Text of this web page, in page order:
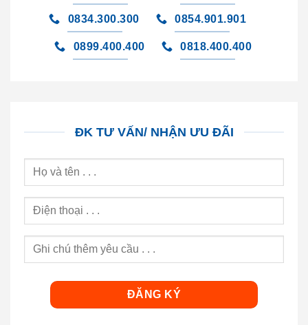
0834.300.300 0854.901.901
0899.400.400 0818.400.400
ĐK TƯ VẤN/ NHẬN ƯU ĐÃI